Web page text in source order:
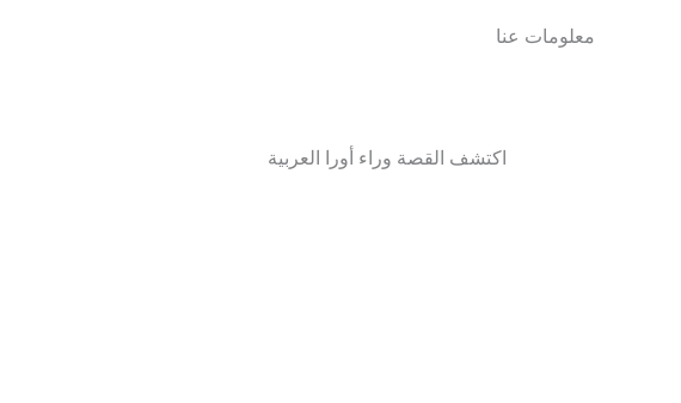
معلومات عنا
اكتشف القصة وراء أورا العربية